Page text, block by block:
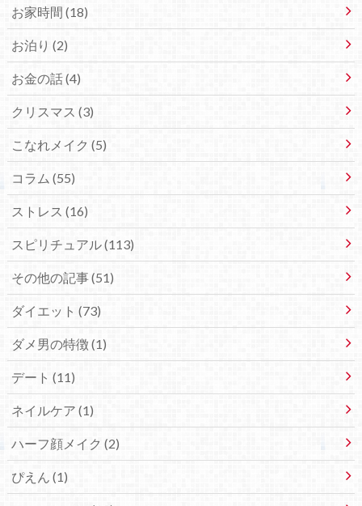
お家時間 (18)
お泊り (2)
お金の話 (4)
クリスマス (3)
こなれメイク (5)
コラム (55)
ストレス (16)
スピリチュアル (113)
その他の記事 (51)
ダイエット (73)
ダメ男の特徴 (1)
デート (11)
ネイルケア (1)
ハーフ顔メイク (2)
ぴえん (1)